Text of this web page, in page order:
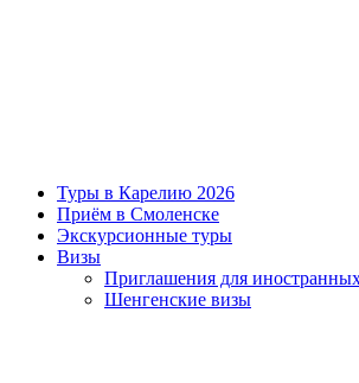
Туры в Карелию 2026
Приём в Смоленске
Экскурсионные туры
Визы
Приглашения для
Шенгенские визы